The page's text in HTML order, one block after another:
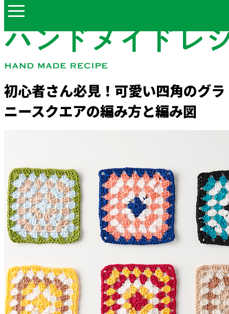
初心者さん必見！可愛い四角のグラ
ニースクエアの編み方と編み図